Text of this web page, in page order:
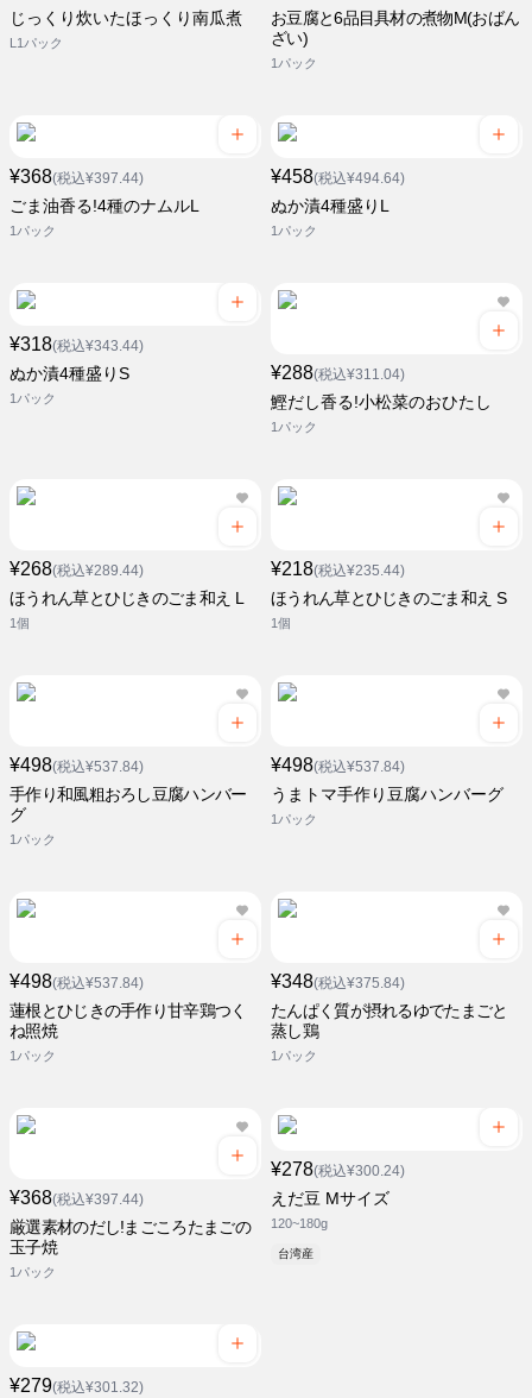
じっくり炊いたほっくり南瓜煮
L1パック
お豆腐と6品目具材の煮物M(おばん
ざい)
1パック
¥368(税込¥397.44)
ごま油香る!4種のナムルL
1パック
¥458(税込¥494.64)
ぬか漬4種盛りL
1パック
¥318(税込¥343.44)
ぬか漬4種盛りS
1パック
¥288(税込¥311.04)
鰹だし香る!小松菜のおひたし
1パック
¥268(税込¥289.44)
ほうれん草とひじきのごま和え L
1個
¥218(税込¥235.44)
ほうれん草とひじきのごま和え S
1個
¥498(税込¥537.84)
手作り和風粗おろし豆腐ハンバー
グ
1パック
¥498(税込¥537.84)
うまトマ手作り豆腐ハンバーグ
1パック
¥498(税込¥537.84)
蓮根とひじきの手作り甘辛鶏つく
ね照焼
1パック
¥348(税込¥375.84)
たんぱく質が摂れるゆでたまごと
蒸し鶏
1パック
¥368(税込¥397.44)
厳選素材のだし!まごころたまごの
玉子焼
1パック
¥278(税込¥300.24)
えだ豆 Mサイズ
120~180g
台湾産
¥279(税込¥301.32)